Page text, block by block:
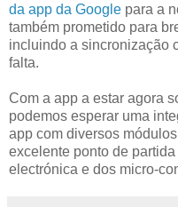
da app da Google para a
também prometido para
incluindo a sincronização
falta.
Com a app a estar agora
podemos esperar uma
app com diversos
excelente ponto de
electrónica e dos micro-